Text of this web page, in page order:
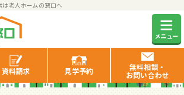
老人ホームの窓口へ
メニュー
資料請求 見学予約
無料相談・
お問い合わせ
んホーム磐田福田